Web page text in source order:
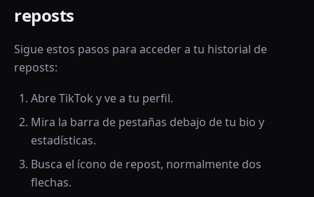
reposts
Sigue estos pasos para acceder a tu historial de
reposts:
Abre TikTok y ve a tu perfil.
Mira la barra de pestañas debajo de tu bio y
estadísticas.
Busca el ícono de repost, normalmente dos
flechas.